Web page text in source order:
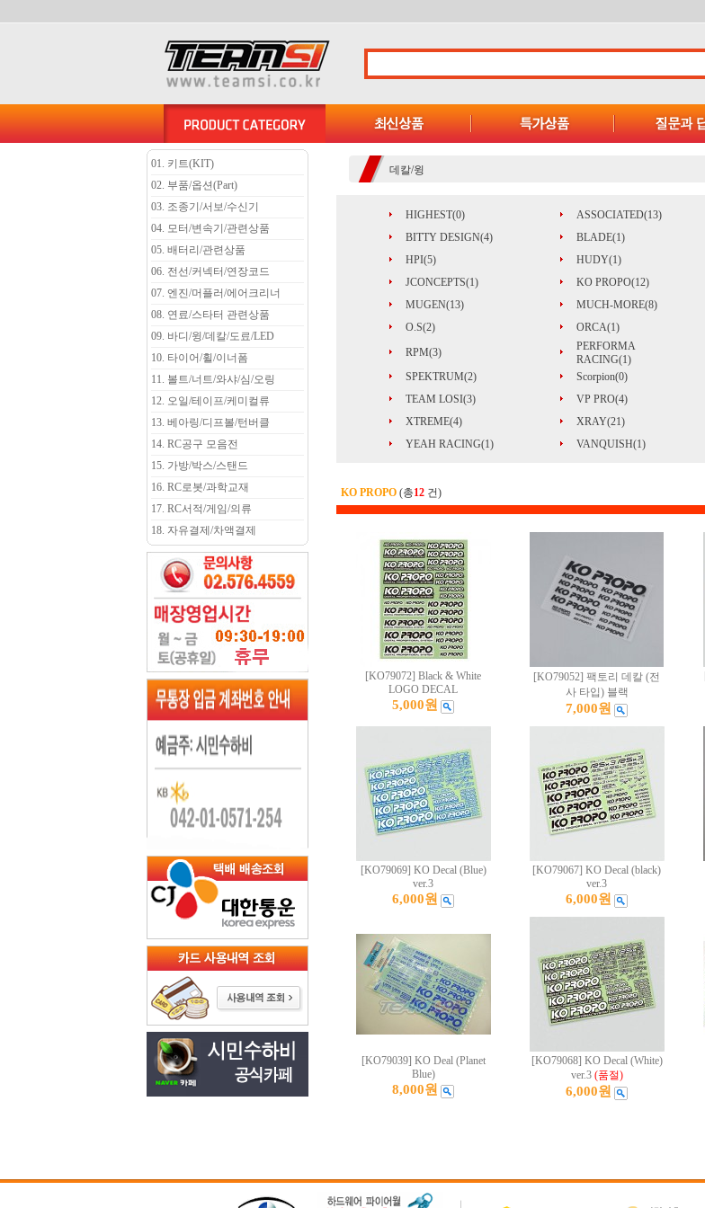
01. 키트(KIT)
02. 부품/옵션(Part)
03. 조종기/서보/수신기
04. 모터/변속기/관련상품
05. 배터리/관련상품
06. 전선/커넥터/연장코드
07. 엔진/머플러/에어크리너
08. 연료/스타터 관련상품
09. 바디/윙/데칼/도료/LED
10. 타이어/휠/이너폼
11. 볼트/너트/와샤/심/오링
12. 오일/테이프/케미컬류
13. 베아링/디프볼/턴버클
14. RC공구 모음전
15. 가방/박스/스탠드
16. RC로봇/과학교재
17. RC서적/게임/의류
18. 자유결제/차액결제
데칼/윙
HIGHEST(0) ASSOCIATED(13)
BITTY DESIGN(4)
BLADE(1)
HPI(5)
HUDY(1)
JCONCEPTS(1)
KO PROPO(12)
MUGEN(13)
MUCH-MORE(8)
O.S(2)
ORCA(1)
RPM(3)
PERFORMA
RACING(1)
SPEKTRUM(2)
Scorpion(0)
TEAM LOSI(3)
VP PRO(4)
XTREME(4)
XRAY(21)
YEAH RACING(1)
VANQUISH(1)
KO PROPO (총12 건)
[KO79072] Black & White
LOGO DECAL
5,000원
[KO79052] 팩토리 데칼 (전
사 타입) 블랙
7,000원
[KO79069] KO Decal (Blue)
ver.3
6,000원
[KO79067] KO Decal (black)
ver.3
6,000원
[KO79039] KO Deal (Planet
Blue)
8,000원
[KO79068] KO Decal (White)
ver.3 (품절)
6,000원